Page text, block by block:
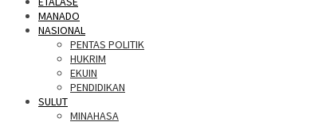
MANADO
NASIONAL
PENTAS POLITIK
HUKRIM
EKUIN
PENDIDIKAN
SULUT
MINAHASA